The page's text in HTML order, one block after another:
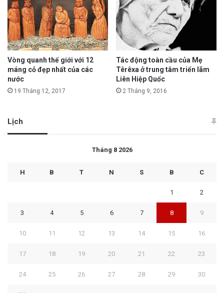
Vòng quanh thế giới với 12
máng cỏ đẹp nhất của các
nước
19 Tháng 12, 2017
Tác động toàn cầu của Mẹ
Têrêxa ở trung tâm triển lãm
Liên Hiệp Quốc
2 Tháng 9, 2016
Lịch
Tháng 8 2026
H B T N S B C
1 2
3 4 5 6 7 8 9
10 11 12 13 14 15 16
17 18 19 20 21 22 23
24 25 26 27 28 29 30